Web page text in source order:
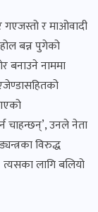
गएजस्तो र माओवादी
बन्न पुगेको
बनाउने नाममा
चाहन्छन्’, उनले नेता
विरुद्ध
लागि बलियो